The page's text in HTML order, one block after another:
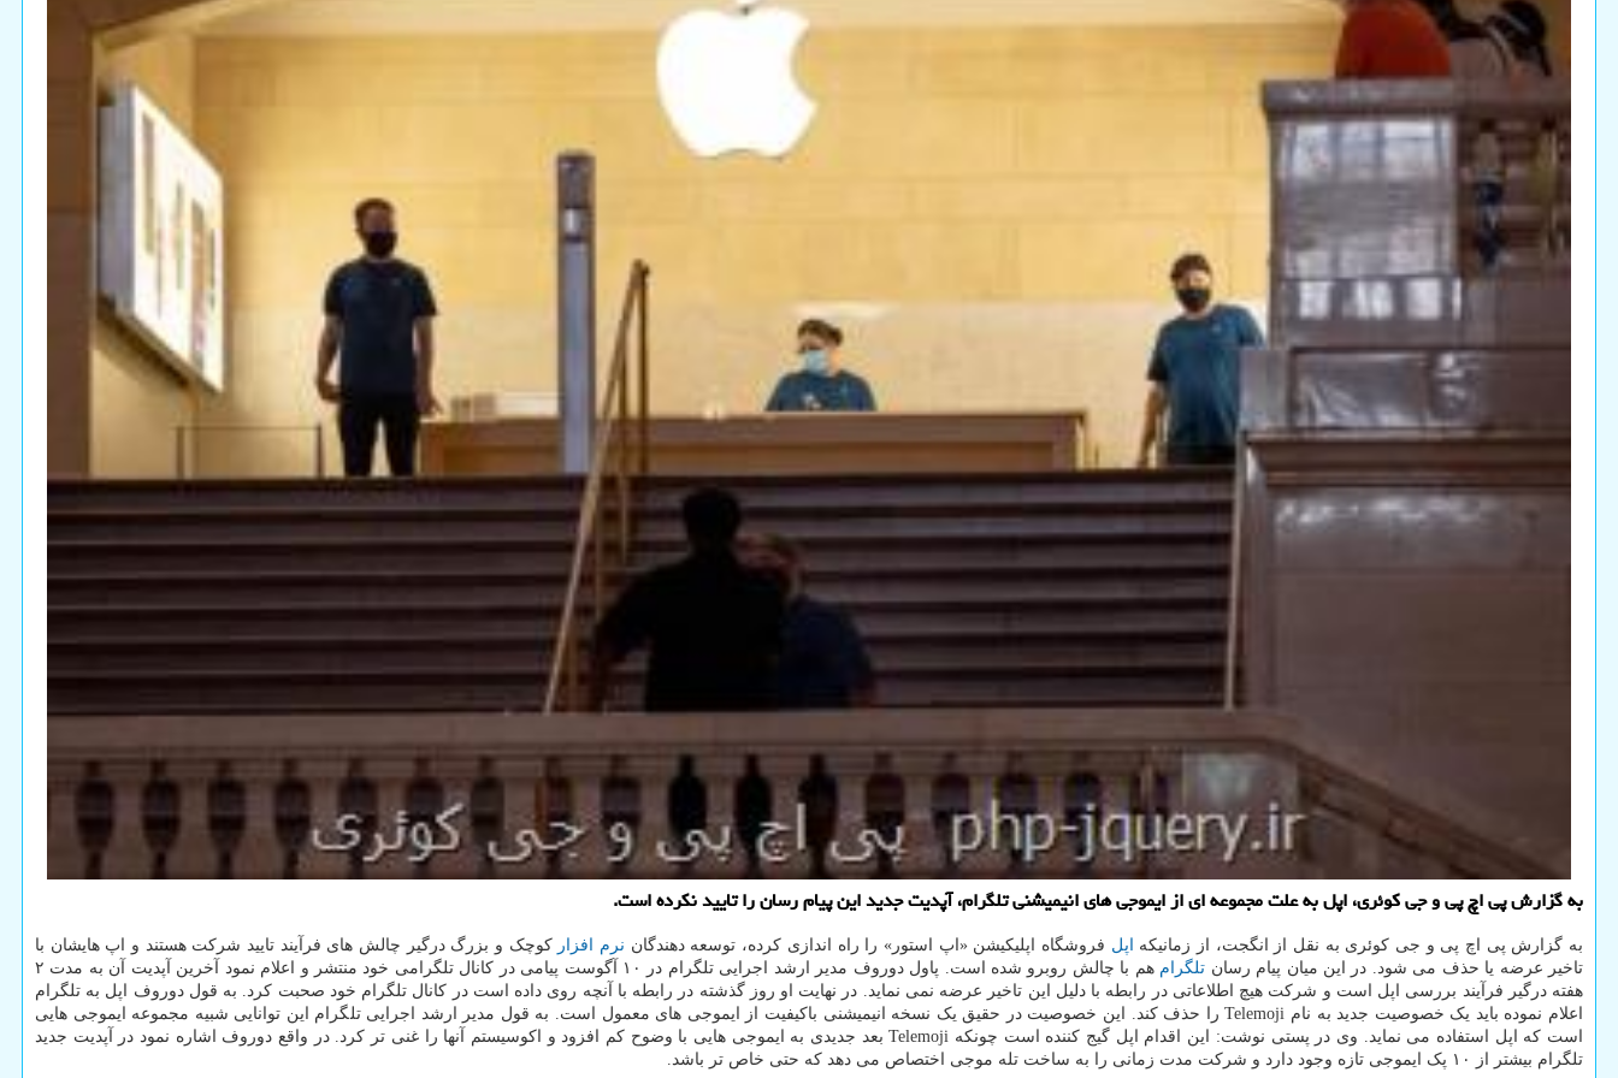
به گزارش پی اچ پی و جی کوئری، اپل به علت مجموعه ای از ایموجی های انیمیشنی تلگرام، آپدیت جدید این پیام رسان را تایید نکرده است.
به گزارش پی اچ پی و جی کوئری به نقل از انگجت، از زمانیکه اپل فروشگاه اپلیکیشن «اپ استور» را راه اندازی کرده، توسعه دهندگان نرم افزار کوچک و بزرگ درگیر چالش های فرآیند تایید شرکت هستند و اپ هایشان با
تاخیر عرضه یا حذف می شود. در این میان پیام رسان تلگرام
هم با چالش روبرو شده است. پاول دوروف مدیر ارشد اجرایی تلگرام در ۱۰ آگوست پیامی در کانال تلگرامی خود منتشر و اعلام نمود آخرین آپدیت آن به مدت ۲
هفته درگیر فرآیند بررسی اپل است و شرکت هیچ اطلاعاتی در رابطه با دلیل این تاخیر عرضه نمی نماید. در نهایت او روز گذشته در رابطه با آنچه روی داده است در کانال تلگرام خود صحبت کرد. به قول دوروف اپل به تلگرام
اعلام نموده باید یک خصوصیت جدید به نام Telemoji را حذف کند. این خصوصیت در حقیق یک نسخه انیمیشنی باکیفیت از ایموجی های معمول است. به قول مدیر ارشد اجرایی تلگرام این توانایی شبیه مجموعه ایموجی هایی
است که اپل استفاده می نماید. وی در پستی نوشت: این اقدام اپل گیج کننده است چونکه Telemoji بعد جدیدی به ایموجی هایی با وضوح کم افزود و اکوسیستم آنها را غنی تر کرد. در واقع دوروف اشاره نمود در آپدیت جدید
تلگرام بیشتر از ۱۰ پک ایموجی تازه وجود دارد و شرکت مدت زمانی را به ساخت تله موجی اختصاص می دهد که حتی خاص تر باشد.